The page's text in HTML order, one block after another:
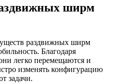
ширм
раздвижных ширм
Благодаря
легко перемещаются и
изменять конфигурацию
задачи.